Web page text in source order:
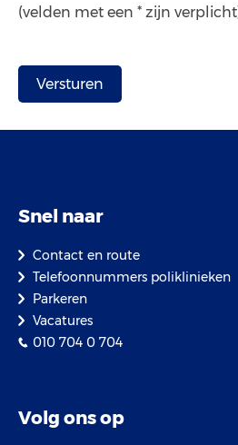
(velden met een * zijn
Snel naar
Contact en route
Telefoonnummers poliklinieken
Parkeren
Vacatures
010 704 0 704
Volg ons op